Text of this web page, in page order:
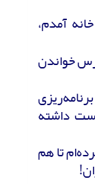
آمدم،
خواندن
داشته
تا هم